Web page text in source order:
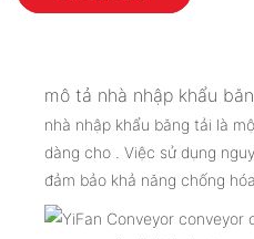
mô tả nhà nhập khẩu
nhà nhập khẩu băng tải là
dàng cho . Việc sử dụng
đảm bảo khả năng chống